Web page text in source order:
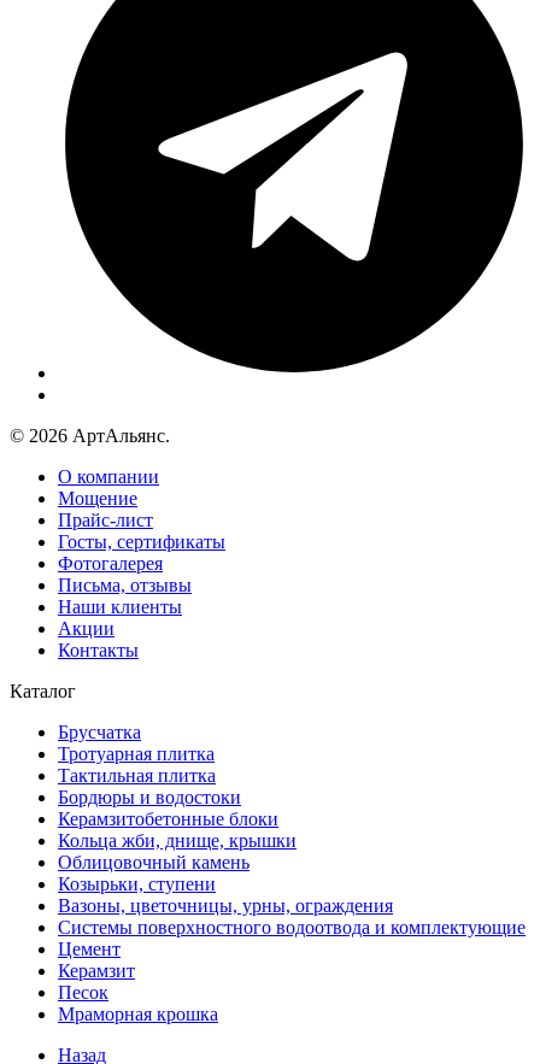
© 2026 АртАльянс.
О компании
Мощение
Прайс-лист
Госты, сертификаты
Фотогалерея
Письма, отзывы
Наши клиенты
Акции
Контакты
Каталог
Брусчатка
Тротуарная плитка
Тактильная плитка
Бордюры и водостоки
Керамзитобетонные блоки
Кольца жби, днище, крышки
Облицовочный камень
Козырьки, ступени
Вазоны, цветочницы, урны, ограждения
Системы поверхностного водоотвода и комплектующие
Цемент
Керамзит
Песок
Мраморная крошка
Назад